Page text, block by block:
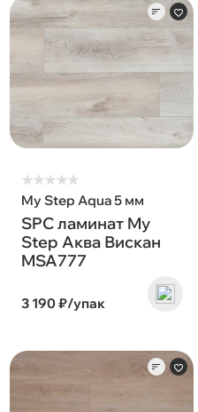
★★★★★
My Step Aqua 5 мм
SPC ламинат My
Step Аква Вискан
MSA777
3 190 ₽/упак